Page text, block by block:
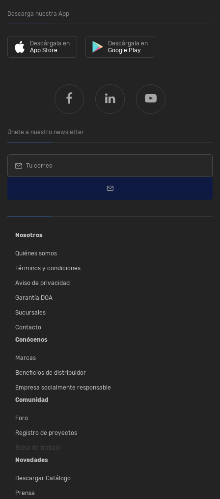
Descarga nuestra App
Descárgala en
App Store
Descárgala en
Google Play
Únete a nuestro newsletter
Nosotros
Quiénes somos
Términos y condiciones
Aviso de privacidad
Garantía DOA
Sucursales
Contacto
Conócenos
Marcas
Beneficios de distribuidor
Empresa socialmente responsable
Comunidad
Foro
Registro de proyectos
Bolsa de trabajo
Novedades
Descargar Catálogo
Prensa